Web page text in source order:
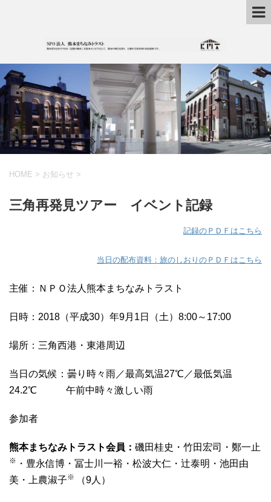
HOME > お知らせ >
三角再発見ツアー イベント記録
記録のＰＤＦはこちら
当日の配布資料：旅のしおりのＰＤＦはこちら
主催：ＮＰＯ法人熊本まちなみトラスト
日時：2018（平成30）年9月1日（土）8:00～17:00
場所：三角西港・東港周辺
当日の気候：曇り時々雨／最高気温27℃／最低気温
24.2℃ 午前中時々激しい雨
参加者
熊本まちなみトラスト会員： 磯田桂史・竹田宏司・鄭一止
※ ・豊永信博・冨士川一裕・松波大仁・辻泰明・池田由
美・上農淑子※ （9人）